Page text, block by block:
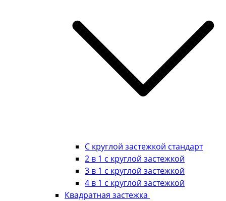
С круглой застежкой стандарт
2 в 1 с круглой застежкой
3 в 1 с круглой застежкой
4 в 1 с круглой застежкой
Квадратная застежка